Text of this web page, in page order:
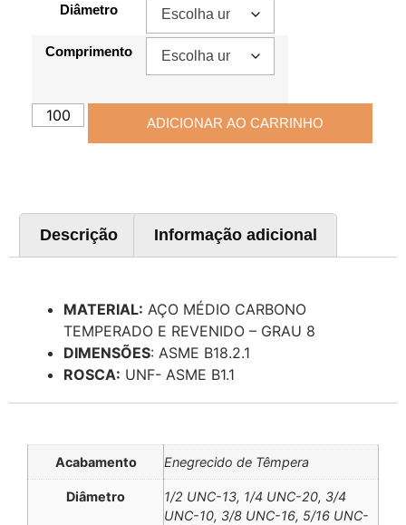
Diâmetro
Comprimento
ADICIONAR AO CARRINHO
Descrição Informação adicional
MATERIAL: AÇO MÉDIO CARBONO
TEMPERADO E REVENIDO – GRAU 8
DIMENSÕES: ASME B18.2.1
ROSCA: UNF- ASME B1.1
Acabamento Enegrecido de Têmpera
Diâmetro
1/2 UNC-13, 1/4 UNC-20, 3/4
UNC-10, 3/8 UNC-16, 5/16 UNC-